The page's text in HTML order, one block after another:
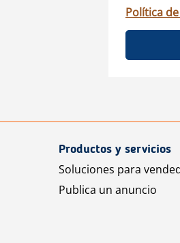
Política
Productos y servicios
Soluciones para
Publica un anuncio